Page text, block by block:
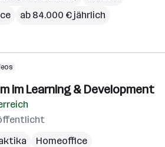
ab 84.000 € jährlich
im Learning & Development
Homeoffice